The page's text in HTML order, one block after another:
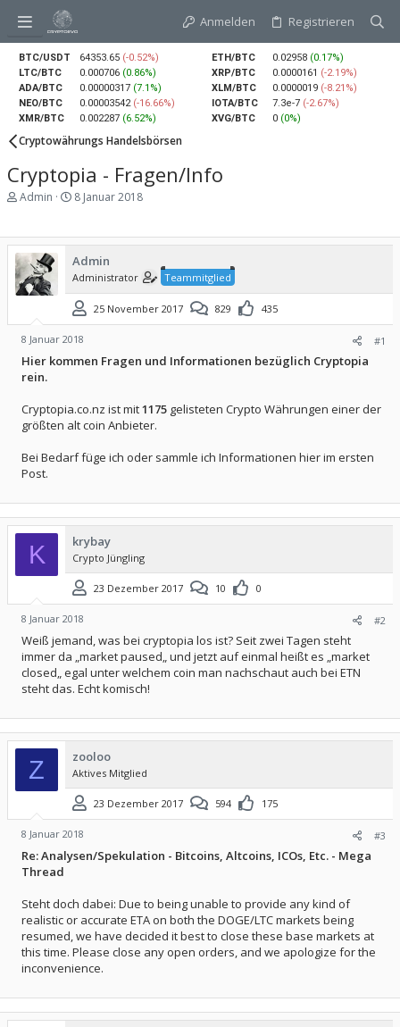
Anmelden Registrieren
BTC/USDT 64353.65 (-0.52%) ETH/BTC 0.02958 (0.17%)
LTC/BTC
0.000706 (0.86%) XRP/BTC 0.0000161 (-2.19%)
ADA/BTC
0.00000317 (7.1%) XLM/BTC 0.0000019 (-8.21%)
NEO/BTC
0.00003542 (-16.66%) IOTA/BTC 7.3e-7 (-2.67%)
XMR/BTC
0.002287 (6.52%) XVG/BTC 0 (0%)
Cryptowährungs Handelsbörsen
Cryptopia - Fragen/Info
E
t
e
l
l
e
Admin
E
t
l
l
t
a
m
8 Januar 2018
Admin
Administrator Teammitglied
25 November 2017 829 435
8 Januar 2018 #1
Hier kommen Fragen und Informationen bezüglich Cryptopia
rein.
Cryptopia.co.nz ist mit1175 gelisteten Crypto Währungen einer der
größten alt coin Anbieter.
Bei Bedarf füge ich oder sammle ich Informationen hier im ersten
Post.
K krybay
Crypto Jüngling
23 Dezember 2017 10 0
8 Januar 2018 #2
Weiß jemand, was bei cryptopia los ist? Seit zwei Tagen steht
immer da „market paused„ und jetzt auf einmal heißt es „market
closed„ egal unter welchem coin man nachschaut auch bei ETN
steht das. Echt komisch!
Z zooloo
Aktives Mitglied
23 Dezember 2017 594 175
8 Januar 2018 #3
Re: Analysen/Spekulation - Bitcoins, Altcoins, ICOs, Etc. - Mega
Thread
Steht doch dabei: Due to being unable to provide any kind of
realistic or accurate ETA on both the DOGE/LTC markets being
resumed, we have decided it best to close these base markets at
this time. Please close any open orders, and we apologize for the
inconvenience.